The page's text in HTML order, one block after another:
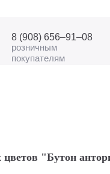
8 (908) 656–91–08
розничным
покупателям
цветов "Бутон